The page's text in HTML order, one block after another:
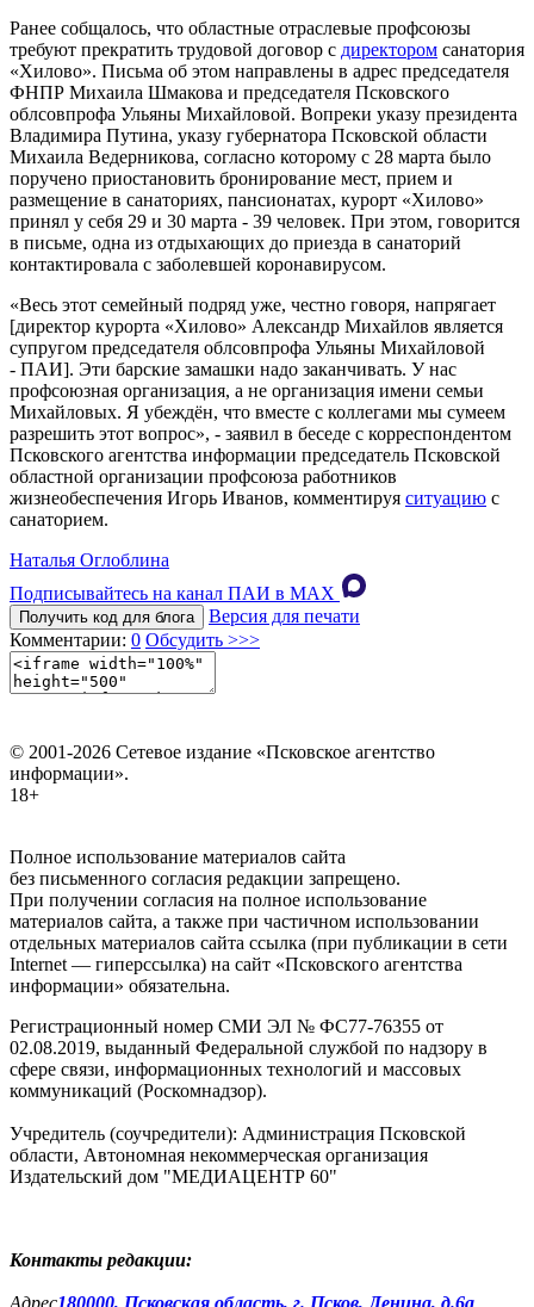
Ранее собщалось, что областные отраслевые профсоюзы
требуют прекратить трудовой договор с директором санатория
«Хилово». Письма об этом направлены в адрес председателя
ФНПР Михаила Шмакова и председателя Псковского
облсовпрофа Ульяны Михайловой. Вопреки указу президента
Владимира Путина, указу губернатора Псковской области
Михаила Ведерникова, согласно которому с 28 марта было
поручено приостановить бронирование мест, прием и
размещение в санаториях, пансионатах, курорт «Хилово»
принял у себя 29 и 30 марта - 39 человек. При этом, говорится
в письме, одна из отдыхающих до приезда в санаторий
контактировала с заболевшей коронавирусом.
«Весь этот семейный подряд уже, честно говоря, напрягает
[директор курорта «Хилово» Александр Михайлов является
супругом председателя облсовпрофа Ульяны Михайловой
- ПАИ]. Эти барские замашки надо заканчивать. У нас
профсоюзная организация, а не организация имени семьи
Михайловых. Я убеждён, что вместе с коллегами мы сумеем
разрешить этот вопрос», - заявил в беседе с корреспондентом
Псковского агентства информации председатель Псковской
областной организации профсоюза работников
жизнеобеспечения Игорь Иванов, комментируя ситуацию с
санаторием.
Наталья Оглоблина
Подписывайтесь на канал ПАИ в MAХ
Получить код для блога
Версия для печати
Комментарии: 0 Обсудить >>>
© 2001-2026 Сетевое издание «Псковское агентство
информации».
18+
Полное использование материалов сайта
без письменного согласия редакции запрещено.
При получении согласия на полное использование
материалов сайта, а также при частичном использовании
отдельных материалов сайта ссылка (при публикации в сети
Internet — гиперссылка) на сайт «Псковского агентства
информации» обязательна.
Регистрационный номер СМИ ЭЛ № ФС77-76355 от
02.08.2019, выданный Федеральной службой по надзору в
сфере связи, информационных технологий и массовых
коммуникаций (Роскомнадзор).
Учредитель (соучредители): Администрация Псковской
области, Автономная некоммерческая организация
Издательский дом "МЕДИАЦЕНТР 60"
Контакты редакции: